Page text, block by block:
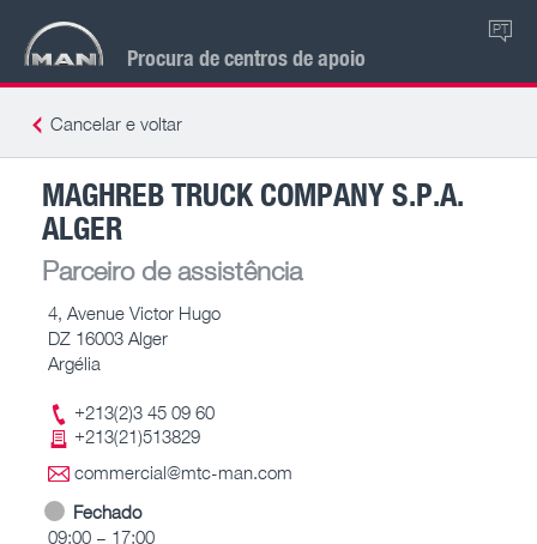
Procura de centros de apoio
PT
Cancelar e voltar
MAGHREB TRUCK COMPANY S.P.A.
ALGER
Parceiro de assistência
4, Avenue Victor Hugo
DZ 16003 Alger
Argélia
+213(2)3 45 09 60
+213(21)513829
commercial@mtc-man.com
Fechado
09:00 – 17:00